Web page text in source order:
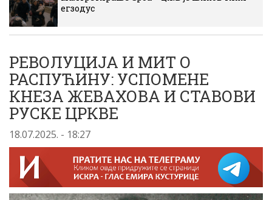
егзодус
РЕВОЛУЦИЈА И МИТ О
РАСПУЋИНУ: УСПОМЕНЕ
КНЕЗА ЖЕВАХОВА И СТАВОВИ
РУСКЕ ЦРКВЕ
18.07.2025. - 18:27